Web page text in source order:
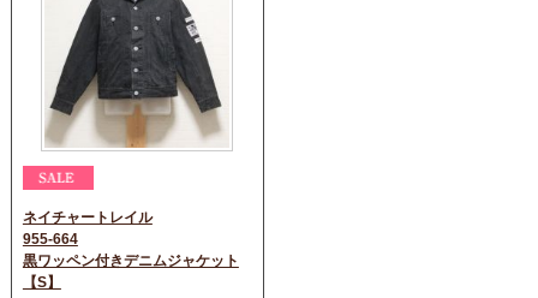
ネイチャートレイル
955-664
黒ワッペン付きデニムジャケット
【S】